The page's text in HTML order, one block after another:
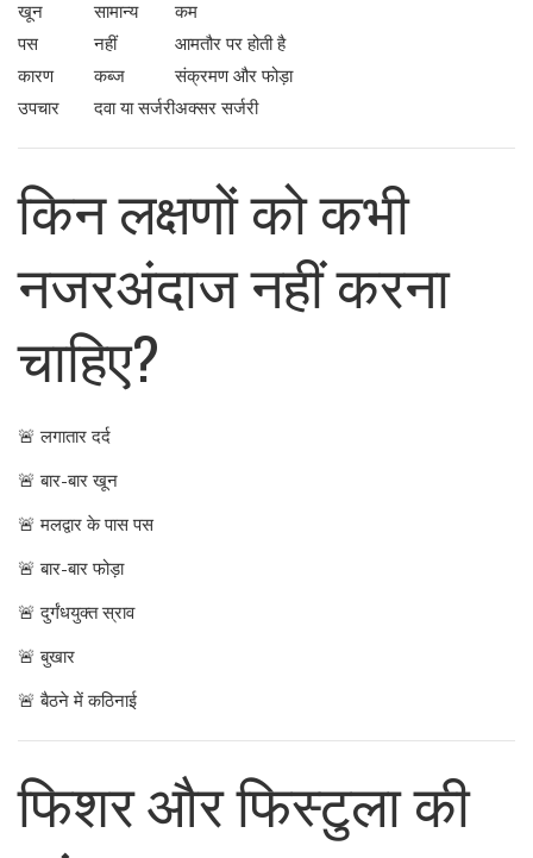
खून
सामान्य
कम
पस
नहीं
आमतौर पर होती है
कारण
कब्ज
संक्रमण और फोड़ा
उपचार
दवा या सर्जरीअक्सर सर्जरी
किन लक्षणों को कभी
नजरअंदाज नहीं करना
चाहिए?
🚨 लगातार दर्द
🚨 बार-बार खून
🚨 मलद्वार के पास पस
🚨 बार-बार फोड़ा
🚨 दुर्गंधयुक्त स्राव
🚨 बुखार
🚨 बैठने में कठिनाई
फिशर और फिस्टुला की